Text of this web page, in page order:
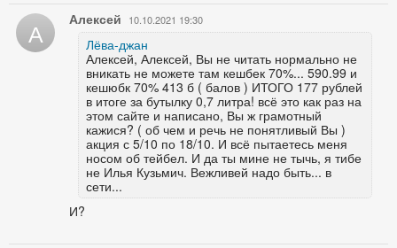
А Алексей 10.10.2021 19:30
Лёва-джан
Алексей, Алексей, Вы не читать нормально не
вникать не можете там кешбек 70%... 590.99 и
кешюбк 70% 413 б ( балов ) ИТОГО 177 рублей
в итоге за бутылку 0,7 литра! всё это как раз на
этом сайте и написано, Вы ж грамотный
кажися? ( об чем и речь не понятливый Вы )
акция с 5/10 по 18/10. И всё пытаетесь меня
носом об тейбел. И да ты мине не тычь, я тибе
не Илья Кузьмич. Вежливей надо быть... в
сети...
И?